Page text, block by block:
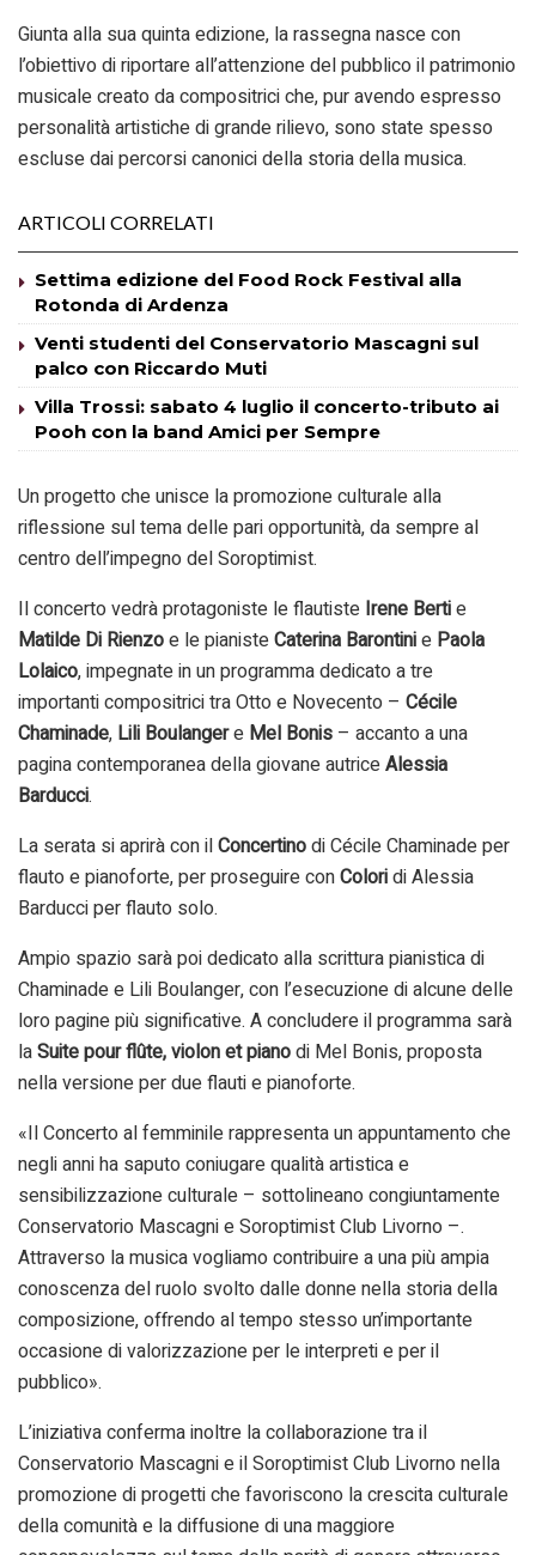
Giunta alla sua quinta edizione, la rassegna nasce con
l’obiettivo di riportare all’attenzione del pubblico il patrimonio
musicale creato da compositrici che, pur avendo espresso
personalità artistiche di grande rilievo, sono state spesso
escluse dai percorsi canonici della storia della musica.
ARTICOLI CORRELATI
Settima edizione del Food Rock Festival alla
Rotonda di Ardenza
Venti studenti del Conservatorio Mascagni sul
palco con Riccardo Muti
Villa Trossi: sabato 4 luglio il concerto-tributo ai
Pooh con la band Amici per Sempre
Un progetto che unisce la promozione culturale alla
riflessione sul tema delle pari opportunità, da sempre al
centro dell’impegno del Soroptimist.
Il concerto vedrà protagoniste le flautiste Irene Bertie
Matilde Di Rienzoe le pianisteCaterina Barontinie Paola
Lolaico, impegnate in un programma dedicato a tre
importanti compositrici tra Otto e Novecento – Cécile
Chaminade, Lili Boulangere Mel Bonis – accanto a una
pagina contemporanea della giovane autriceAlessia
Barducci.
La serata si aprirà con ilConcertinodi Cécile Chaminade per
flauto e pianoforte, per proseguire conColoridi Alessia
Barducci per flauto solo.
Ampio spazio sarà poi dedicato alla scrittura pianistica di
Chaminade e Lili Boulanger, con l’esecuzione di alcune delle
loro pagine più significative. A concludere il programma sarà
laSuite pour flûte, violon et pianodi Mel Bonis, proposta
nella versione per due flauti e pianoforte.
«Il Concerto al femminile rappresenta un appuntamento che
negli anni ha saputo coniugare qualità artistica e
sensibilizzazione culturale – sottolineano congiuntamente
Conservatorio Mascagni e Soroptimist Club Livorno –.
Attraverso la musica vogliamo contribuire a una più ampia
conoscenza del ruolo svolto dalle donne nella storia della
composizione, offrendo al tempo stesso un’importante
occasione di valorizzazione per le interpreti e per il
pubblico».
L’iniziativa conferma inoltre la collaborazione tra il
Conservatorio Mascagni e il Soroptimist Club Livorno nella
promozione di progetti che favoriscono la crescita culturale
della comunità e la diffusione di una maggiore